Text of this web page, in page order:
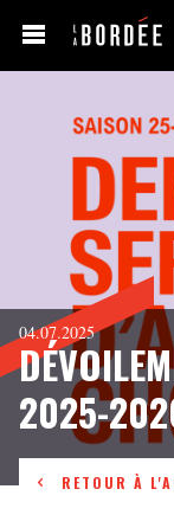
RETOUR À
04.07.2025
2025-